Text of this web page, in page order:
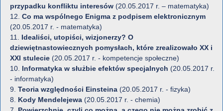
przypadku konfliktu interesów (20.05.2017 r. – matematyka)
12. Co ma wspólnego Enigma z podpisem elektronicznym
(20.05.2017 r. - matematyka)
11. Idealiści, utopiści, wizjonerzy? O
dziewiętnastowiecznych pomysłach, które zrealizowało XX i
XXI stulecie (20.05.2017 r. - kompetencje społeczne)
10. Informatyka w służbie efektów specjalnych (20.05.2017 r.
- informatyka)
9. Teoria względności Einsteina (20.05.2017 r. - fizyka)
8. Kody Mendelejewa (20.05.2017 r. - chemia)